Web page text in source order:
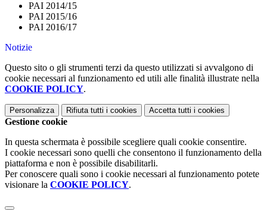
PAI 2014/15
PAI 2015/16
PAI 2016/17
Notizie
Questo sito o gli strumenti terzi da questo utilizzati si avvalgono di
cookie necessari al funzionamento ed utili alle finalità illustrate nella
COOKIE POLICY.
Personalizza Rifiuta tutti i cookies Accetta tutti i cookies
Gestione cookie
In questa schermata è possibile scegliere quali cookie consentire.
I cookie necessari sono quelli che consentono il funzionamento della
piattaforma e non è possibile disabilitarli.
Per conoscere quali sono i cookie necessari al funzionamento potete
visionare la COOKIE POLICY.